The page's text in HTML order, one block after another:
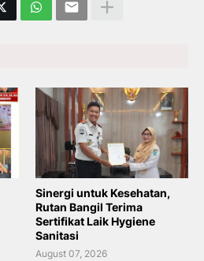
Sinergi untuk Kesehatan,
Rutan Bangil Terima
Sertifikat Laik Hygiene
Sanitasi
August 07, 2026